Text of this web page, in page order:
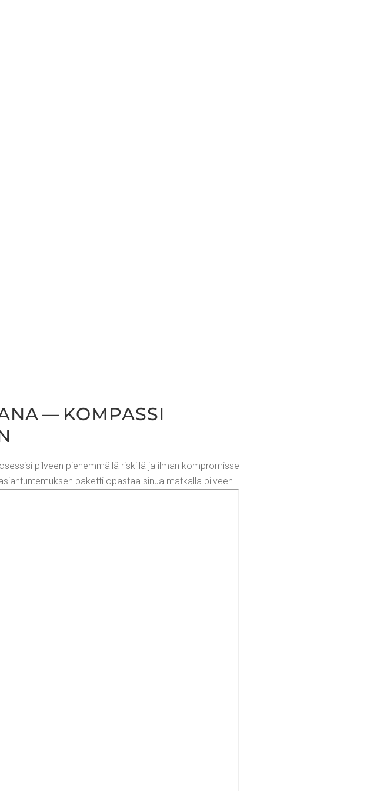
— KOM­PAS­SI
pil­veen pie­nem­mäl­lä ris­kil­lä ja ilman kom­pro­mis­se­
paket­ti opas­taa sinua mat­kal­la pilveen.